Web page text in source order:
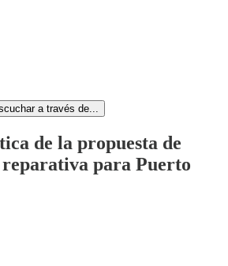
a través de...
de la propuesta de
para Puerto